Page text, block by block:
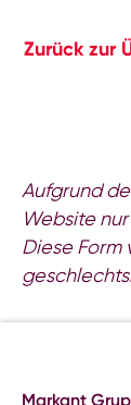
Zurück zur
Aufgrund
Website
Diese Form
Markant